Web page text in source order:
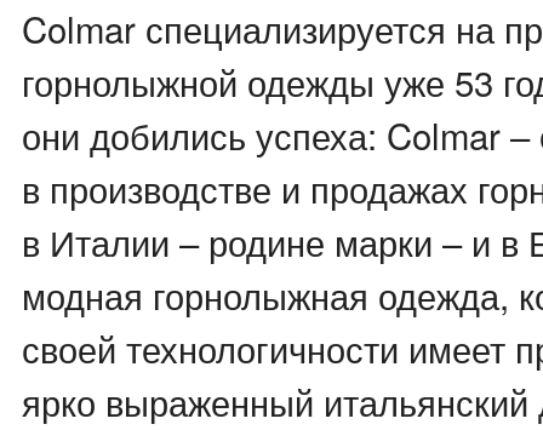
Colmar специализируется на
горнолыжной одежды уже 53
они добились успеха: Colmar
в производстве и продажах
в Италии – родине марки – и в
модная горнолыжная одежда,
своей технологичности имеет
ярко выраженный итальянский